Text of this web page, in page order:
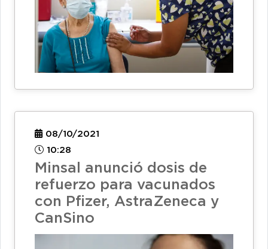
08/10/2021
10:28
Minsal anunció dosis de
refuerzo para vacunados
con Pfizer, AstraZeneca y
CanSino